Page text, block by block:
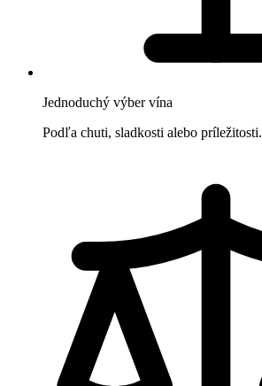
Jednoduchý výber vína
Podľa chuti, sladkosti alebo príležitosti.